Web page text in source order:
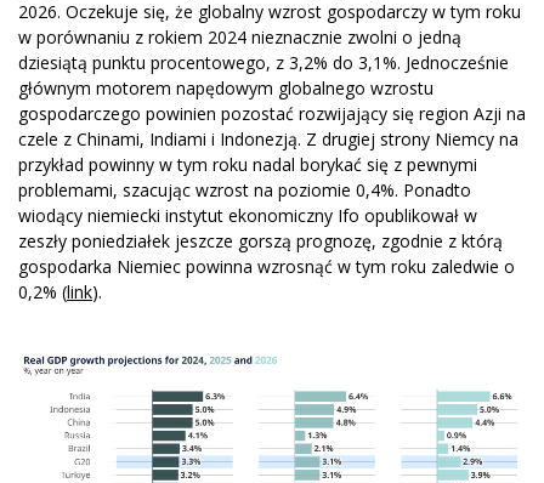
2026. Oczekuje się, że globalny wzrost gospodarczy w tym roku
w porównaniu z rokiem 2024 nieznacznie zwolni o jedną
dziesiątą punktu procentowego, z 3,2% do 3,1%. Jednocześnie
głównym motorem napędowym globalnego wzrostu
gospodarczego powinien pozostać rozwijający się region Azji na
czele z Chinami, Indiami i Indonezją. Z drugiej strony Niemcy na
przykład powinny w tym roku nadal borykać się z pewnymi
problemami, szacując wzrost na poziomie 0,4%. Ponadto
wiodący niemiecki instytut ekonomiczny Ifo opublikował w
zeszły poniedziałek jeszcze gorszą prognozę, zgodnie z którą
gospodarka Niemiec powinna wzrosnąć w tym roku zaledwie o
0,2% (link).